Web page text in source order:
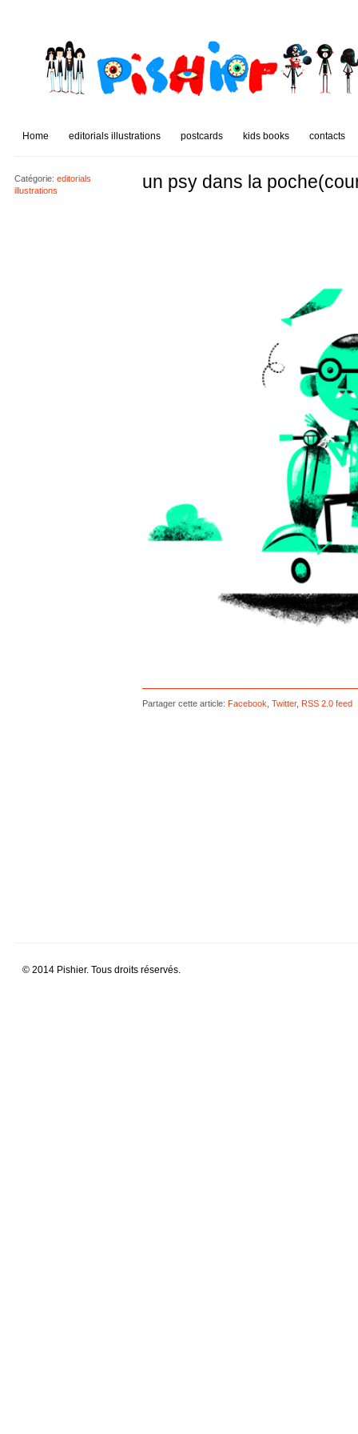
Home editorials illustrations postcards kids books contacts
Catégorie: editorials
illustrations
un psy dans la
Partager cette article: Facebook Twitter, RSS 2.0 feed
© 2014 Pishier. Tous droits réservés.